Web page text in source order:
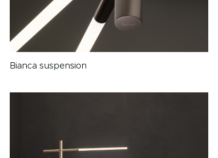
Bianca suspension